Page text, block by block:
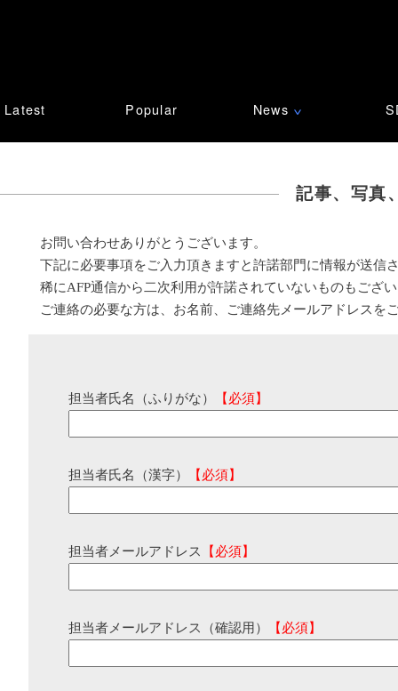
Latest Popular News ∨
記事、写真
お問い合わせありがとうございます。
下記に必要事項をご入力頂きますと許諾部門に情報が送信
稀にAFP通信から二次利用が許諾されていないものもござ
ご連絡の必要な方は、お名前、ご連絡先メールアドレスを
担当者氏名（ふりがな） 【必須】
担当者氏名（漢字） 【必須】
担当者メールアドレス 【必須】
担当者メールアドレス（確認用） 【必須】